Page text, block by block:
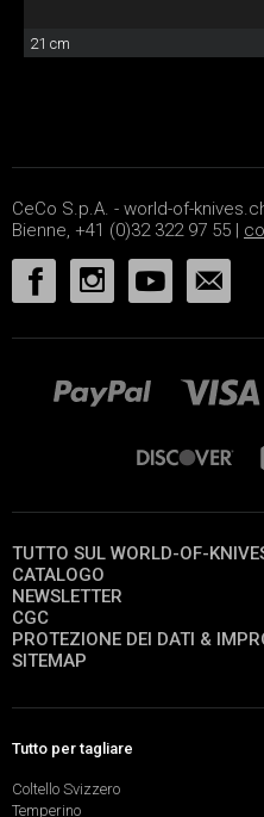
21 cm
CeCo S.p.A. - world-of-
Bienne, +41 (0)32 322 97 55 |
TUTTO SUL WORLD-OF-
CATALOGO
NEWSLETTER
CGC
PROTEZIONE DEI DATI &
SITEMAP
Tutto per tagliare
Coltello Svizzero
Temperino